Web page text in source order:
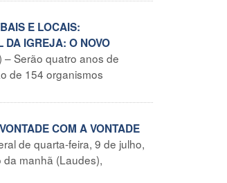
E LOCAIS:
DA IGREJA: O NOVO
– Serão quatro anos de
de 154 organismos
COM A VONTADE
de quarta-feira, 9 de julho,
manhã (Laudes),